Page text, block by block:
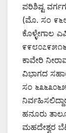
ಪರಿಶಿಷ್ಟ
(ಮೊ. ಸಂ
ಕೊಳ್ಳೇಗಾಲ
ಕಾವೇರಿ
ವಿಭಾಗದ
ಸಂ
ಹನೂರು
ಮಹದೇಶ್ವರ